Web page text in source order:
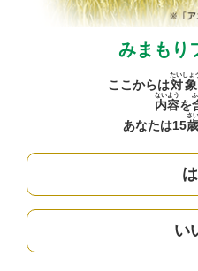
みまもり
ここからは対
たいしょ
内容
ないよう
を
あなたは15歳
さい
い